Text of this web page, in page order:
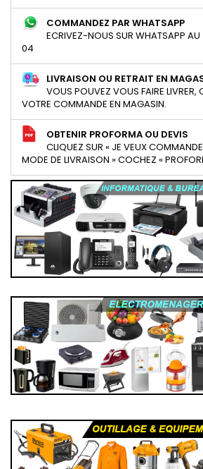
COMMANDEZ PAR WHATSAPP
ECRIVEZ-NOUS SUR WHATSAPP
04
LIVRAISON OU RETRAIT EN
VOUS POUVEZ VOUS FAIRE LIVRER,
VOTRE COMMANDE EN MAGASIN.
OBTENIR PROFORMA OU DEVIS
CLIQUEZ SUR « JE VEUX
MODE DE LIVRAISON » COCHEZ «